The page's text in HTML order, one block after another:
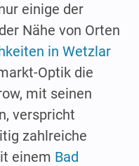
einige der
Nähe von Orten
in Wetzlar
Optik die
mit seinen
verspricht
zahlreiche
einem Bad